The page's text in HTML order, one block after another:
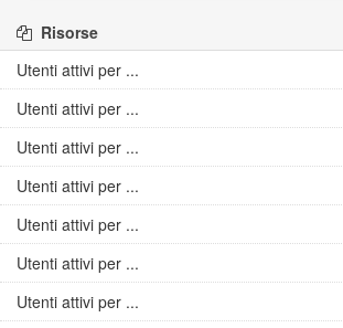
Risorse
Utenti attivi per ...
Utenti attivi per ...
Utenti attivi per ...
Utenti attivi per ...
Utenti attivi per ...
Utenti attivi per ...
Utenti attivi per ...